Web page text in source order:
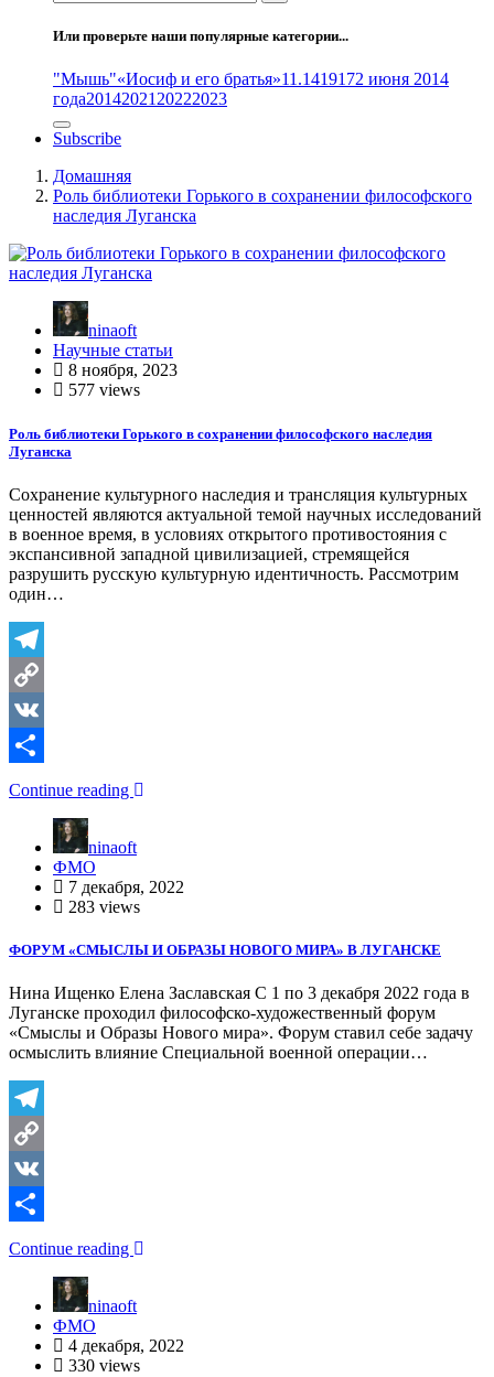
Или проверьте наши популярные категории...
"Мышь"«Иосиф и его братья»11.1419172 июня 2014
года2014202120222023
Subscribe
Домашняя
Роль библиотеки Горького в сохранении философского
наследия Луганска
ninaoft
Научные статьи
8 ноября, 2023
577 views
Роль библиотеки Горького в сохранении философского наследия
Луганска
Сохранение культурного наследия и трансляция культурных
ценностей являются актуальной темой научных исследований
в военное время, в условиях открытого противостояния с
экспансивной западной цивилизацией, стремящейся
разрушить русскую культурную идентичность. Рассмотрим
один…
Telegram
Copy
Link
VK
Отправить
Continue reading
ninaoft
ФМО
7 декабря, 2022
283 views
ФОРУМ «СМЫСЛЫ И ОБРАЗЫ НОВОГО МИРА» В ЛУГАНСКЕ
Нина Ищенко Елена Заславская С 1 по 3 декабря 2022 года в
Луганске проходил философско-художественный форум
«Смыслы и Образы Нового мира». Форум ставил себе задачу
осмыслить влияние Специальной военной операции…
Telegram
Copy
Link
VK
Отправить
Continue reading
ninaoft
ФМО
4 декабря, 2022
330 views